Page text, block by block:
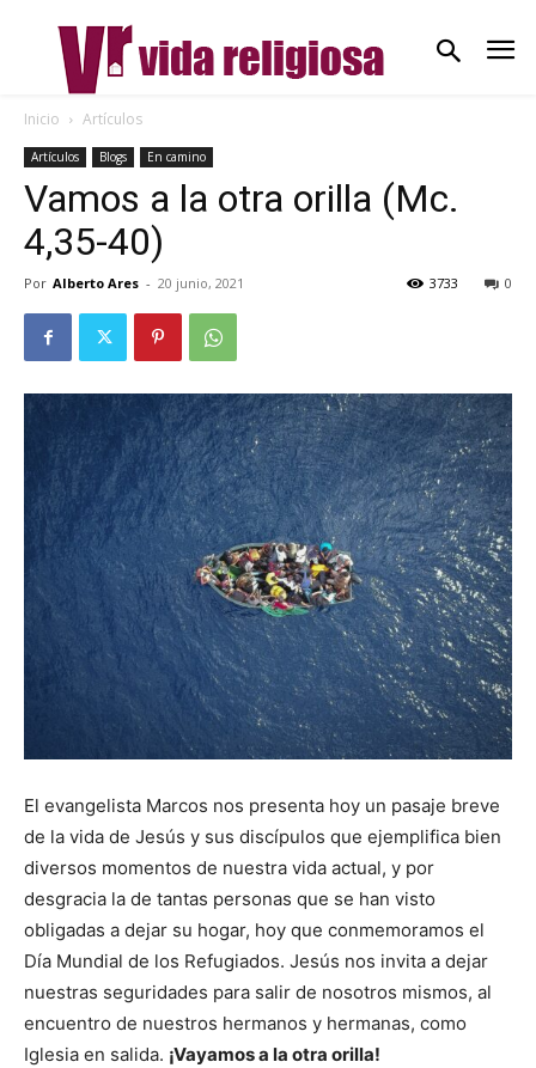
Inicio Artículos
Artículos Blogs En camino
Vamos a la otra orilla (Mc.
4,35-40)
Por Alberto Ares - 20 junio, 2021 0
3733
El evangelista Marcos nos presenta hoy un pasaje breve
de la vida de Jesús y sus discípulos que ejemplifica bien
diversos momentos de nuestra vida actual, y por
desgracia la de tantas personas que se han visto
obligadas a dejar su hogar, hoy que conmemoramos el
Día Mundial de los Refugiados. Jesús nos invita a dejar
nuestras seguridades para salir de nosotros mismos, al
encuentro de nuestros hermanos y hermanas, como
Iglesia en salida. ¡Vayamos a la otra orilla!